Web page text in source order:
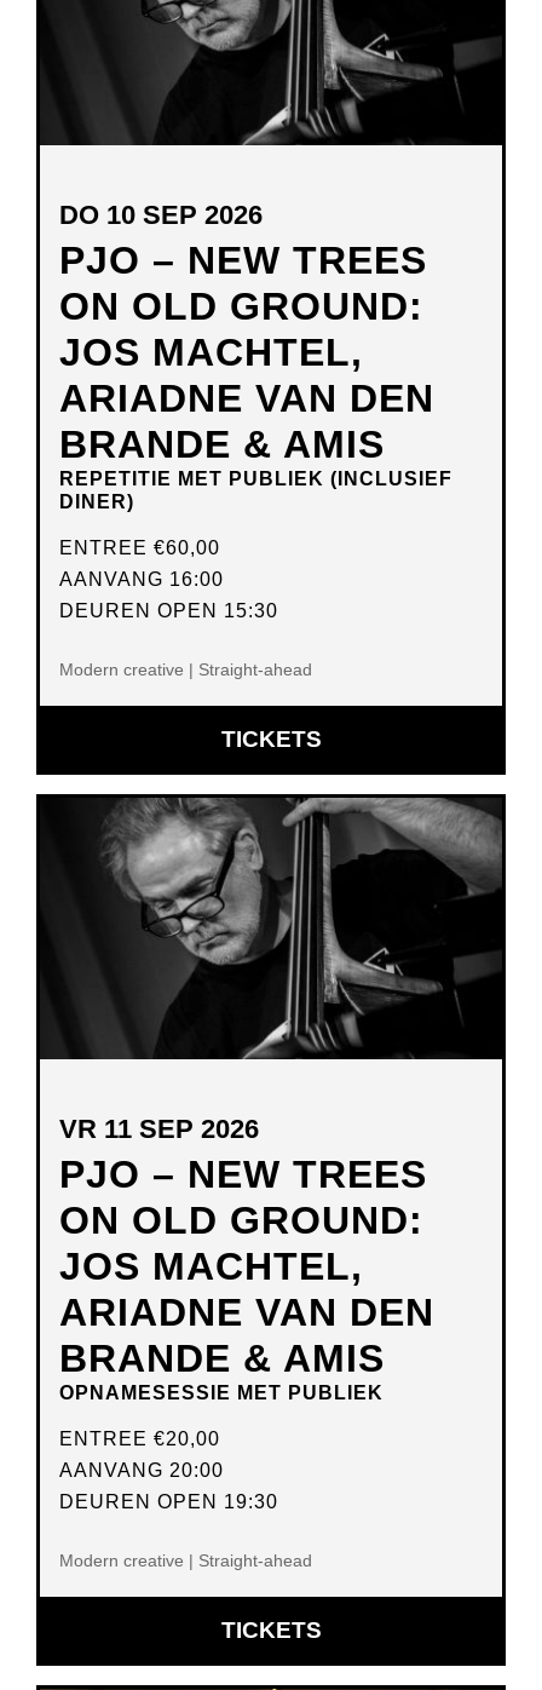
PJO – NEW TREES
ON OLD GROUND:
JOS MACHTEL,
ARIADNE VAN DEN
BRANDE & AMIS
REPETITIE MET PUBLIEK (INCLUSIEF
DINER)
DO 10 SEP 2026
ENTREE €60,00
AANVANG 16:00
DEUREN OPEN 15:30
Modern creative | Straight-ahead
TICKETSOPENT
IN
NIEUW
VENSTER
PJO – NEW TREES
ON OLD GROUND:
JOS MACHTEL,
ARIADNE VAN DEN
BRANDE & AMIS
OPNAMESESSIE MET PUBLIEK
VR 11 SEP 2026
ENTREE €20,00
AANVANG 20:00
DEUREN OPEN 19:30
Modern creative | Straight-ahead
TICKETSOPENT
IN